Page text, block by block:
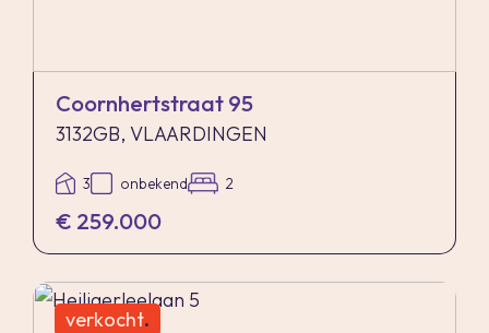
Coornhertstraat 95
3132GB, VLAARDINGEN
3 onbekend 2
€ 259.000
verkocht.